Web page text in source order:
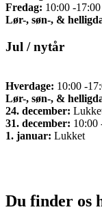
Fredag: 10:00 -17:00
Lør-, søn-, &
Jul / nytår
Hverdage: 10:00 -
Lør-, søn-, &
24. december:
31. december: 10:00
1. januar: Lukket
Du finder os